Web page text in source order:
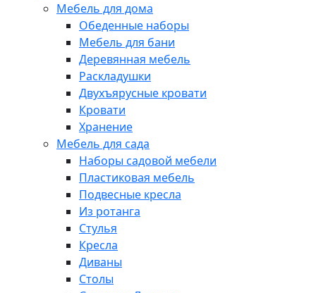
Мебель для дома
Обеденные наборы
Мебель для бани
Деревянная мебель
Раскладушки
Двухъярусные кровати
Кровати
Хранение
Мебель для сада
Наборы садовой мебели
Пластиковая мебель
Подвесные кресла
Из ротанга
Стулья
Кресла
Диваны
Столы